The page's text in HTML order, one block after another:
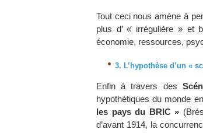
Tout ceci nous amène à
plus d’ « irrégulière » et
économie, ressources,
3. L’hypothèse d’un «
Enfin à travers des
hypothétiques du monde
les pays du BRIC »
d’avant 1914, la